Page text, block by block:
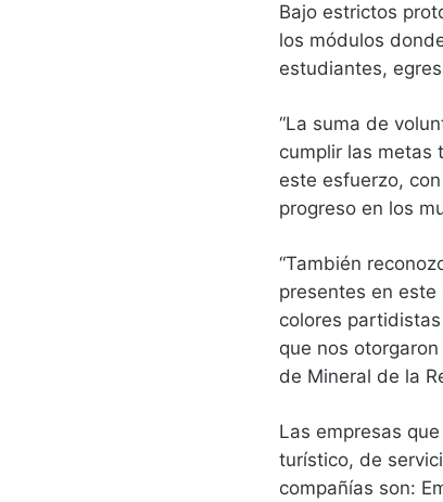
Bajo estrictos
los módulos
estudiantes,
“La suma de
cumplir las metas
este esfuerzo,
progreso en los
“También
presentes en
colores
que nos
de Mineral de la
Las empresas
turístico, de
compañías son: